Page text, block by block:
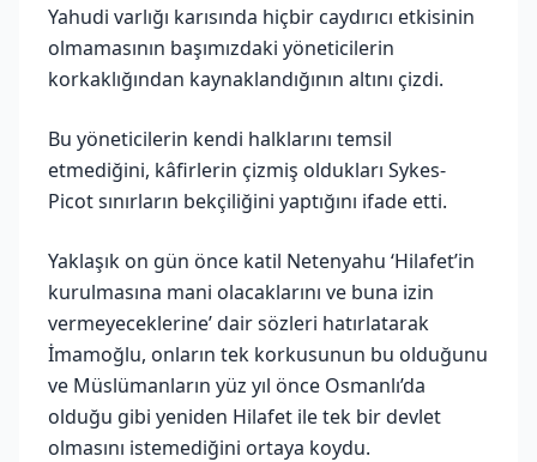
Yahudi varlığı karısında hiçbir caydırıcı etkisinin
olmamasının başımızdaki yöneticilerin
korkaklığından kaynaklandığının altını çizdi.
Bu yöneticilerin kendi halklarını temsil
etmediğini, kâfirlerin çizmiş oldukları Sykes-
Picot sınırların bekçiliğini yaptığını ifade etti.
Yaklaşık on gün önce katil Netenyahu ‘Hilafet’in
kurulmasına mani olacaklarını ve buna izin
vermeyeceklerine’ dair sözleri hatırlatarak
İmamoğlu, onların tek korkusunun bu olduğunu
ve Müslümanların yüz yıl önce Osmanlı’da
olduğu gibi yeniden Hilafet ile tek bir devlet
olmasını istemediğini ortaya koydu.